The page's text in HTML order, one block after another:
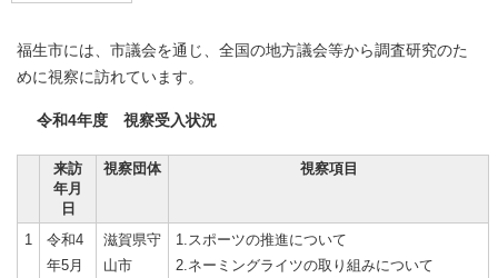
福生市には、市議会を通じ、全国の地方議会等から調査研究のた
めに視察に訪れています。
令和4年度 視察受入状況
来訪
年月
日
視察団体 視察項目
1
令和4
年5月
滋賀県守
山市
1.スポーツの推進について
2.ネーミングライツの取り組みについて